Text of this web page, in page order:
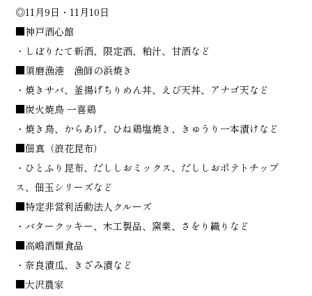
◎11月9日・11月10日
■神戸酒心館
・しぼりたて新酒、限定酒、粕汁、甘酒など
■須磨漁港 漁師の浜焼き
・焼きサバ、釜揚げちりめん丼、えび天丼、アナゴ天など
■炭火焼鳥 一喜鶏
・焼き鳥、からあげ、ひね鶏塩焼き、きゅうり一本漬けなど
■佃真（浪花昆布）
・ひとふり昆布、だししおミックス、だししおポテトチップ
ス、佃玉シリーズなど
■特定非営利活動法人クルーズ
・バタークッキー、木工製品、窯業、さをり織りなど
■高嶋酒類食品
・奈良漬瓜、きざみ漬など
■大沢農家